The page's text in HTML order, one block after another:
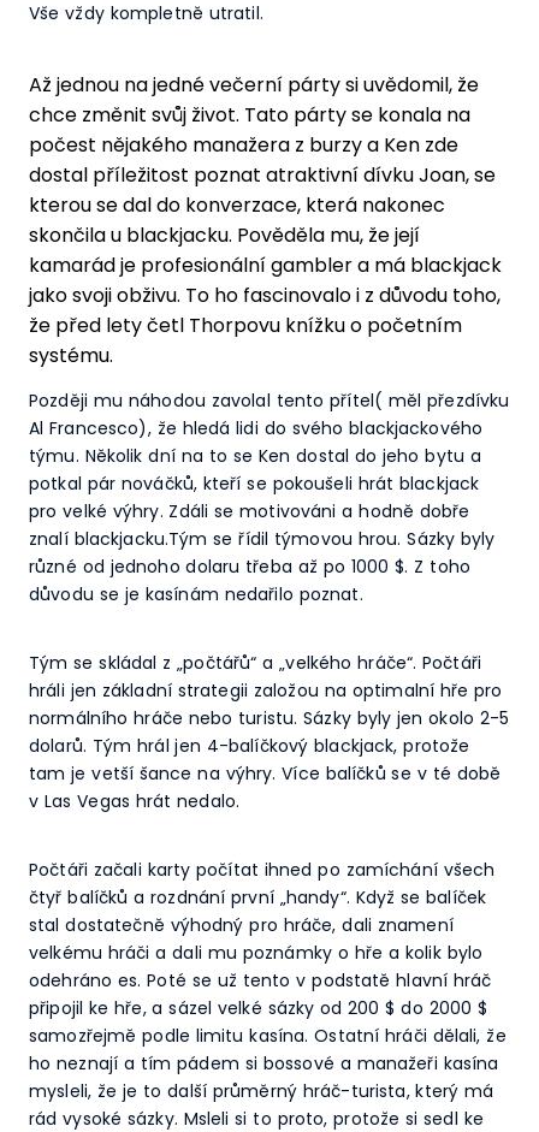
Vše vždy kompletně utratil.
Až jednou na jedné večerní párty si uvědomil, že
chce změnit svůj život. Tato párty se konala na
počest nějakého manažera z burzy a Ken zde
dostal příležitost poznat atraktivní dívku Joan, se
kterou se dal do konverzace, která nakonec
skončila u blackjacku. Pověděla mu, že její
kamarád je profesionální gambler a má blackjack
jako svoji obživu. To ho fascinovalo i z důvodu toho,
že před lety četl Thorpovu knížku o početním
systému.
Později mu náhodou zavolal tento přítel( měl přezdívku
Al Francesco), že hledá lidi do svého blackjackového
týmu. Několik dní na to se Ken dostal do jeho bytu a
potkal pár nováčků, kteří se pokoušeli hrát blackjack
pro velké výhry. Zdáli se motivováni a hodně dobře
znalí blackjacku.Tým se řídil týmovou hrou. Sázky byly
různé od jednoho dolaru třeba až po 1000 $. Z toho
důvodu se je kasínám nedařilo poznat.
Tým se skládal z „počtářů“ a „velkého hráče“. Počtáři
hráli jen základní strategii založou na optimalní hře pro
normálního hráče nebo turistu. Sázky byly jen okolo 2-5
dolarů. Tým hrál jen 4-balíčkový blackjack, protože
tam je vetší šance na výhry. Více balíčků se v té době
v Las Vegas hrát nedalo.
Počtáři začali karty počítat ihned po zamíchání všech
čtyř balíčků a rozdnání první „handy“. Když se balíček
stal dostatečně výhodný pro hráče, dali znamení
velkému hráči a dali mu poznámky o hře a kolik bylo
odehráno es. Poté se už tento v podstatě hlavní hráč
připojil ke hře, a sázel velké sázky od 200 $ do 2000 $
samozřejmě podle limitu kasína. Ostatní hráči dělali, že
ho neznají a tím pádem si bossové a manažeři kasína
mysleli, že je to další průměrný hráč-turista, který má
rád vysoké sázky. Msleli si to proto, protože si sedl ke